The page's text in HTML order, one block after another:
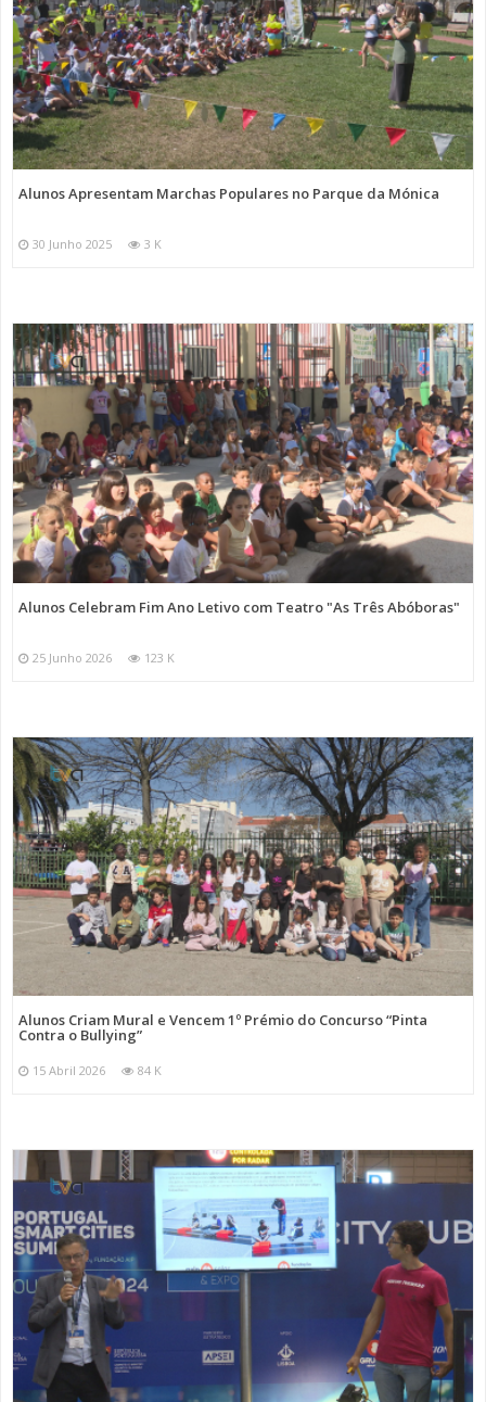
Alunos Apresentam Marchas Populares no Parque da Mónica
30 Junho 2025 3 K
Alunos Celebram Fim Ano Letivo com Teatro "As Três Abóboras"
25 Junho 2026 123 K
Alunos Criam Mural e Vencem 1º Prémio do Concurso “Pinta
Contra o Bullying”
15 Abril 2026 84 K